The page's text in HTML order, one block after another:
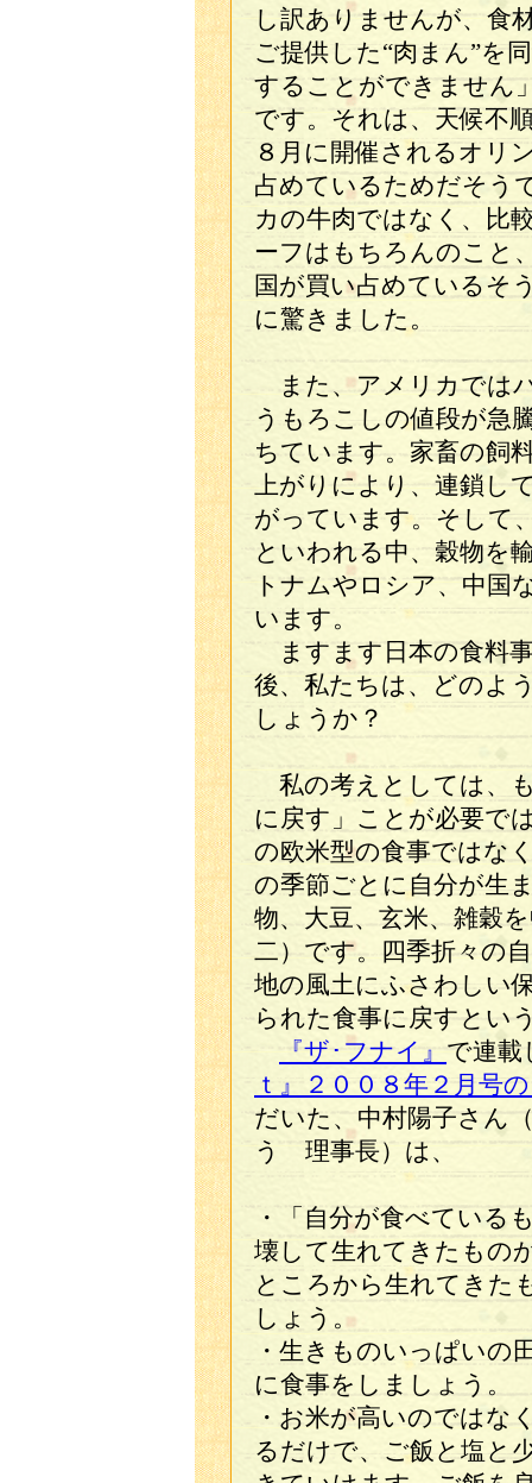
し訳ありませんが、食
ご提供した“肉まん”を
することができません
です。それは、天候不
８月に開催されるオリ
占めているためだそう
カの牛肉ではなく、比
ーフはもちろんのこと
国が買い占めているそ
に驚きました。
また、アメリカでは
うもろこしの値段が急
ちています。家畜の飼
上がりにより、連鎖し
がっています。そして
といわれる中、穀物を
トナムやロシア、中国
います。
ますます日本の食料
後、私たちは、どのよ
しょうか？
私の考えとしては、
に戻す」ことが必要で
の欧米型の食事ではな
の季節ごとに自分が生
物、大豆、玄米、雑穀
二）です。四季折々の
地の風土にふさわしい
られた食事に戻すとい
『ザ･フナイ』 で連載
ｔ』２００８年２月号
だいた、中村陽子さん
う 理事長）は、
・「自分が食べている
壊して生れてきたもの
ところから生れてきた
しょう。
・生きものいっぱいの
に食事をしましょう。
・お米が高いのではな
るだけで、ご飯と塩と